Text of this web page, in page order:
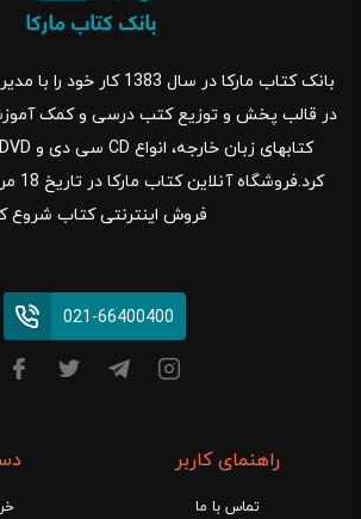
بانک کتاب مارکا در سال
در قالب پخش و توزیع کتب درسی و کمک
فروش اینترنتی کتاب شروع
021-66400400
راهنمای کاربر
تماس با ما